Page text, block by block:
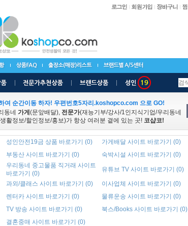
여 순간이동 하자! 우편번호5자리.koshopco.com 으로 GO!
동네 가게 (문앞배달), 전문가(재능기부/강사/1인지식기업/우리동네
활정보/할인정보/홍보)가 항상 여러분 곁에 있는 곳! 코샵코!
성인안전19금 상품 바로가기 (0) 가게배달 사이트 바로가기 (0)
부동산 사이트 바로가기 (0) 숙박시설 사이트 바로가기 (0)
우리동네 중고물품 직거래 사이트
바로가기 (0)
유튜브 TV 사이트 바로가기 (0)
과외/클래스 사이트 바로가기 (0) 이사업체 사이트 바로가기 (0)
렌터카 사이트 바로가기 (0) 물류운송 사이트 바로가기 (0)
TV 방송 사이트 바로가기 (0) 북스/Books 사이트 바로가기 (0)
결혼중매 사이트 바로가기 (0)